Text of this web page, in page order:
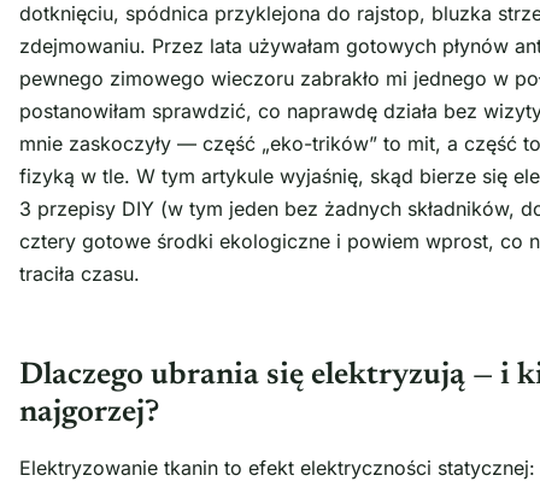
dotknięciu, spódnica przyklejona do rajstop, bluzka
zdejmowaniu. Przez lata używałam gotowych płynów
pewnego zimowego wieczoru zabrakło mi jednego w
postanowiłam sprawdzić, co naprawdę działa bez
mnie zaskoczyły — część „eko-trików” to mit, a część
fizyką w tle. W tym artykule wyjaśnię, skąd bierze się
3 przepisy DIY (w tym jeden bez żadnych składników,
cztery gotowe środki ekologiczne i powiem wprost, co
traciła czasu.
Dlaczego ubrania się elektryzują — i
najgorzej?
Elektryzowanie tkanin to efekt elektryczności statycznej: